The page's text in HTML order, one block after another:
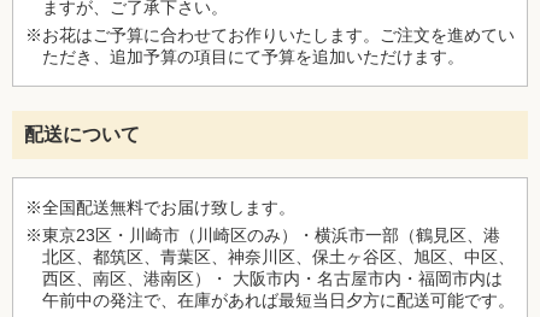
ますが、ご了承下さい。
※お花はご予算に合わせてお作りいたします。ご注文を進めてい
ただき、追加予算の項目にて予算を追加いただけます。
配送について
※全国配送無料でお届け致します。
※東京23区・川崎市（川崎区のみ）・横浜市一部（鶴見区、港
北区、都筑区、青葉区、神奈川区、保土ヶ谷区、旭区、中区、
西区、南区、港南区）・ 大阪市内・名古屋市内・福岡市内は
午前中の発注で、在庫があれば最短当日夕方に配送可能です。